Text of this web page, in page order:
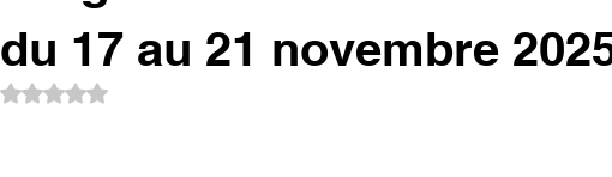
du 17 au 21 novembre
Noté NaN étoiles sur 5.